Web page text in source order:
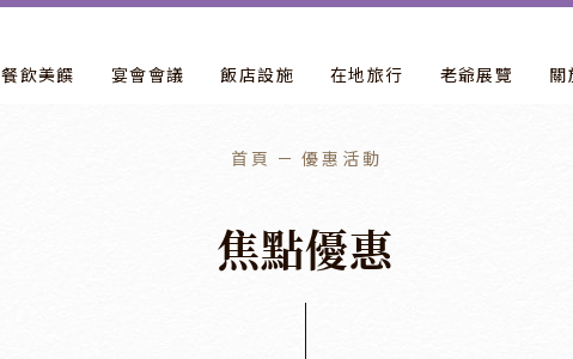
餐飲美饌 宴會會議 飯店設施 在地旅行 老爺展覽 關
首頁 優惠活動
焦點優惠